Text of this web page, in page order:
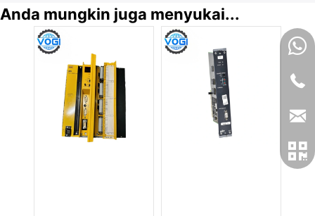
Anda mungkin juga menyukai...